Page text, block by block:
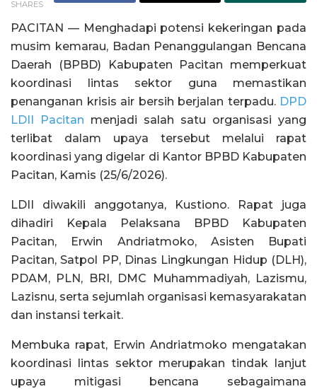
SHARES
PACITAN — Menghadapi potensi kekeringan pada
musim kemarau, Badan Penanggulangan Bencana
Daerah (BPBD) Kabupaten Pacitan memperkuat
koordinasi lintas sektor guna memastikan
penanganan krisis air bersih berjalan terpadu. DPD
LDII Pacitan menjadi salah satu organisasi yang
terlibat dalam upaya tersebut melalui rapat
koordinasi yang digelar di Kantor BPBD Kabupaten
Pacitan, Kamis (25/6/2026).
LDII diwakili anggotanya, Kustiono. Rapat juga
dihadiri Kepala Pelaksana BPBD Kabupaten
Pacitan, Erwin Andriatmoko, Asisten Bupati
Pacitan, Satpol PP, Dinas Lingkungan Hidup (DLH),
PDAM, PLN, BRI, DMC Muhammadiyah, Lazismu,
Lazisnu, serta sejumlah organisasi kemasyarakatan
dan instansi terkait.
Membuka rapat, Erwin Andriatmoko mengatakan
koordinasi lintas sektor merupakan tindak lanjut
upaya mitigasi bencana sebagaimana